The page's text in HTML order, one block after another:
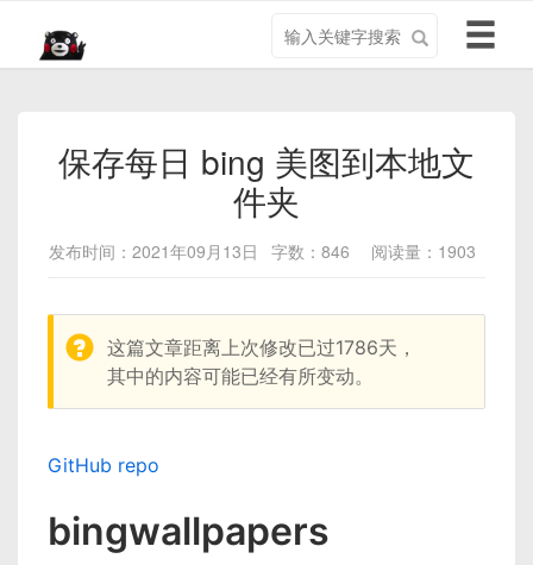
关
导
航
切
保存每日 bing 美图到本地文
件夹
发布时间：2021年09月13日 字数：846 阅读量：1903
w
a
r
i
g
:
这篇文章距离上次修改已过1786天，
其中的内容可能已经有所变动。
GitHub repo
bingwallpapers